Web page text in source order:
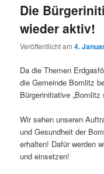
Die
wieder aktiv!
Veröffentlicht am4.
Da die Themen
die Gemeinde Bomlitz
Bürgerinitiative
Wir sehen unseren
und Gesundheit der
erhalten! Dafür werden
und einsetzen!